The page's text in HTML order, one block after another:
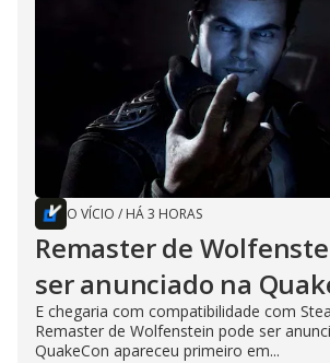
O VÍCIO / HÁ 3 HORAS
Remaster de
ser anunciado na
E chegaria com compatibilidade com
Remaster de Wolfenstein pode ser
QuakeCon apareceu primeiro em...